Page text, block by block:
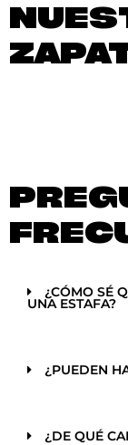
¿CÓMO SÉ
UNA ESTAFA?
¿PUEDEN
¿DE QUÉ